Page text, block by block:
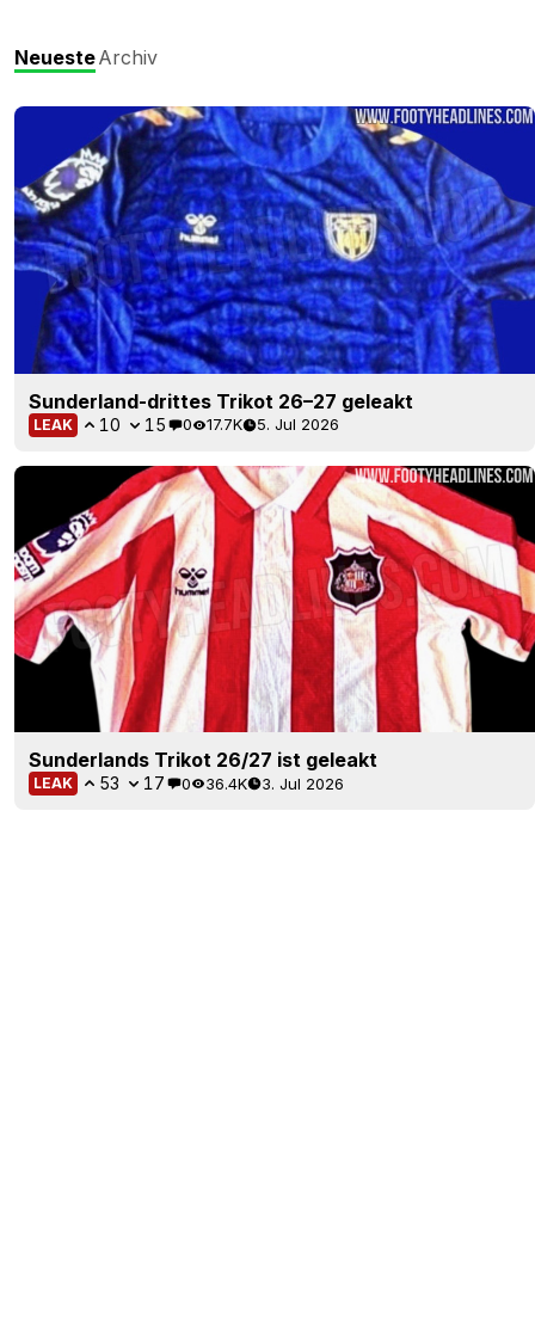
NeuesteArchiv
Sunderland-drittes Trikot 26–27 geleakt
LEAK 10 15 0 17.7K 5. Jul 2026
Sunderlands Trikot 26/27 ist geleakt
LEAK 53 17 0 36.4K 3. Jul 2026